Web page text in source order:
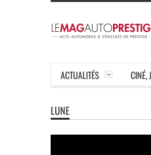
ACTUALITÉS CINÉ,
LUNE